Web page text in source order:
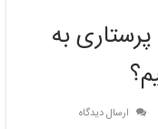
به
ارسال دیدگاه